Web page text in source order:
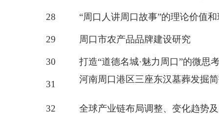
28 “周口人讲周口故事”的理论价值
29 周口市农产品品牌建设研究
30 打造“道德名城·魅力周口”的微思
31 河南周口港区三座东汉墓葬发掘
32 全球产业链布局调整、变化趋势